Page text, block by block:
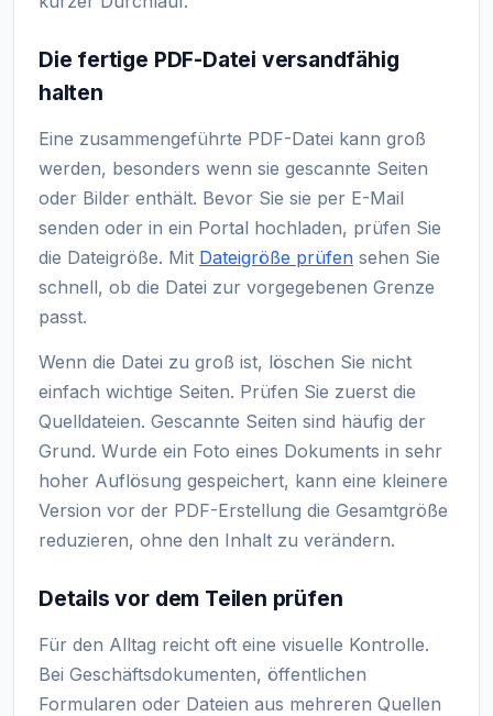
Die fertige PDF-Datei versandfähig
halten
Eine zusammengeführte PDF-Datei kann groß
werden, besonders wenn sie gescannte Seiten
oder Bilder enthält. Bevor Sie sie per E-Mail
senden oder in ein Portal hochladen, prüfen Sie
die Dateigröße. Mit Dateigröße prüfen sehen Sie
schnell, ob die Datei zur vorgegebenen Grenze
passt.
Wenn die Datei zu groß ist, löschen Sie nicht
einfach wichtige Seiten. Prüfen Sie zuerst die
Quelldateien. Gescannte Seiten sind häufig der
Grund. Wurde ein Foto eines Dokuments in sehr
hoher Auflösung gespeichert, kann eine kleinere
Version vor der PDF-Erstellung die Gesamtgröße
reduzieren, ohne den Inhalt zu verändern.
Details vor dem Teilen prüfen
Für den Alltag reicht oft eine visuelle Kontrolle.
Bei Geschäftsdokumenten, öffentlichen
Formularen oder Dateien aus mehreren Quellen